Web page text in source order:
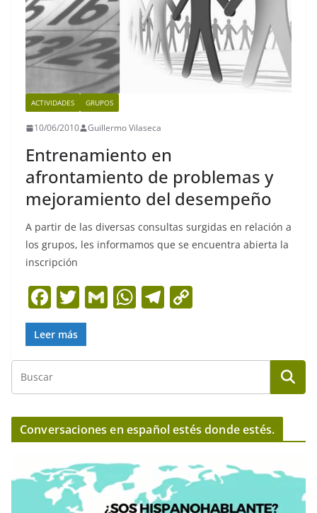
ACTIVIDADES GRUPOS
10/06/2010 Guillermo Vilaseca
Entrenamiento en
afrontamiento de problemas y
mejoramiento del desempeño
A partir de las diversas consultas surgidas en relación a
los grupos, les informamos que se encuentra abierta la
inscripción
F
a
c
e
b
o
o
T
w
itt
er
G
l
W
s
A
p
p
T
gr
a
m
y
Li
n
k
Leer más
Conversaciones en español estés donde estés.
e